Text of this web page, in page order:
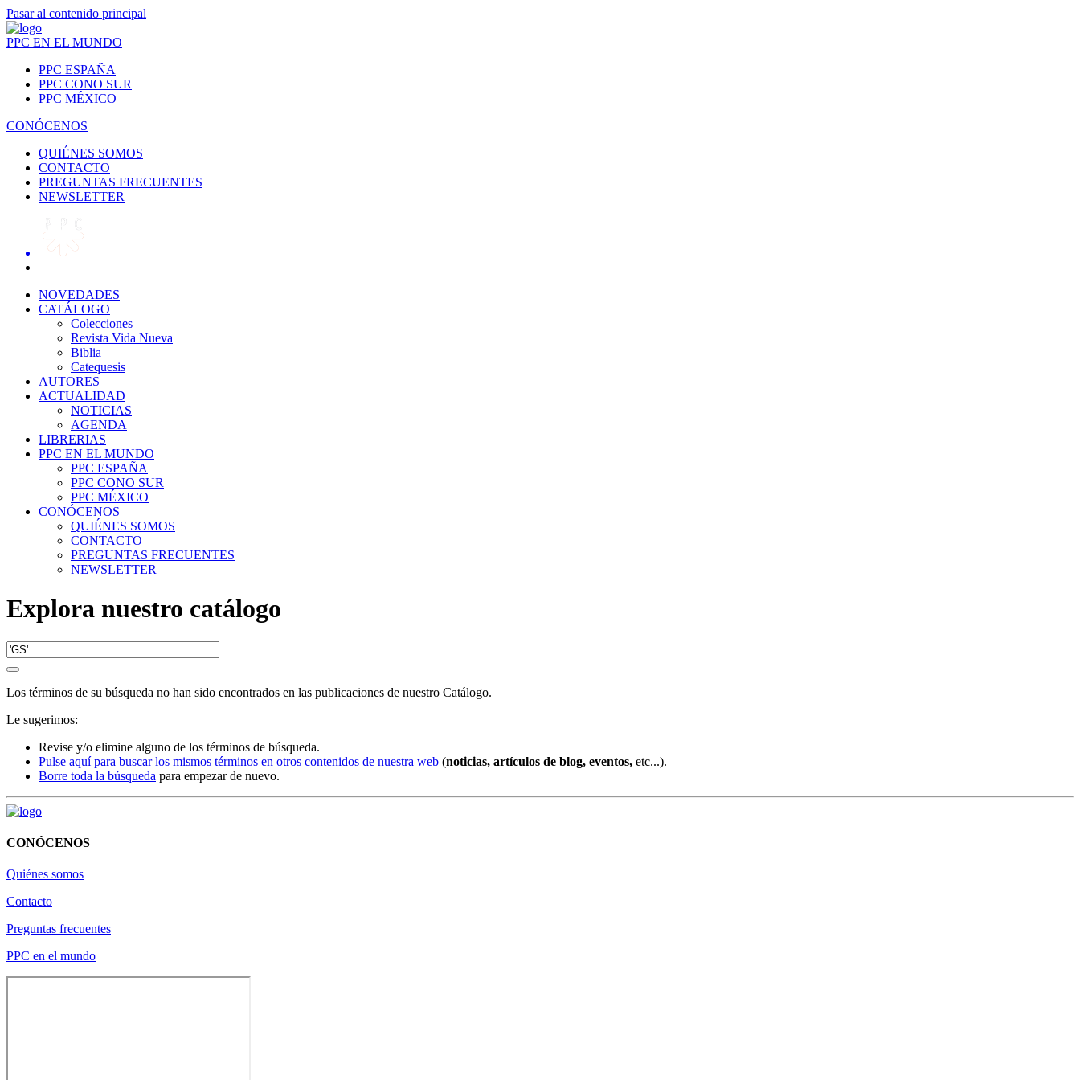
Pasar al contenido principal
PPC EN EL MUNDO
PPC ESPAÑA
PPC CONO SUR
PPC MÉXICO
CONÓCENOS
QUIÉNES SOMOS
CONTACTO
PREGUNTAS FRECUENTES
NEWSLETTER
NOVEDADES
CATÁLOGO
Colecciones
Revista Vida Nueva
Biblia
Catequesis
AUTORES
ACTUALIDAD
NOTICIAS
AGENDA
LIBRERIAS
PPC EN EL MUNDO
PPC ESPAÑA
PPC CONO SUR
PPC MÉXICO
CONÓCENOS
QUIÉNES SOMOS
CONTACTO
PREGUNTAS FRECUENTES
NEWSLETTER
Explora nuestro catálogo
Los términos de su búsqueda no han sido encontrados en las publicaciones de nuestro Catálogo.
Le sugerimos:
Revise y/o elimine alguno de los términos de búsqueda.
Pulse aquí para buscar los mismos términos en otros contenidos de nuestra web (noticias, artículos de blog, eventos, etc...).
Borre toda la búsqueda para empezar de nuevo.
CONÓCENOS
Quiénes somos
Contacto
Preguntas frecuentes
PPC en el mundo